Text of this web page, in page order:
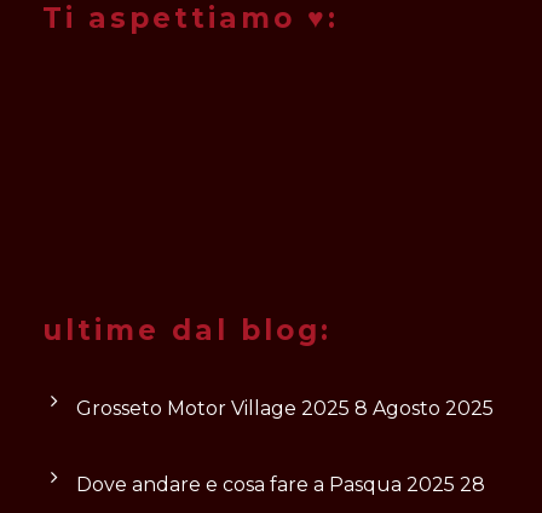
Ti aspettiamo ♥:
ultime dal blog:
Grosseto Motor Village 2025 8 Agosto 2025
Dove andare e cosa fare a Pasqua 2025 28